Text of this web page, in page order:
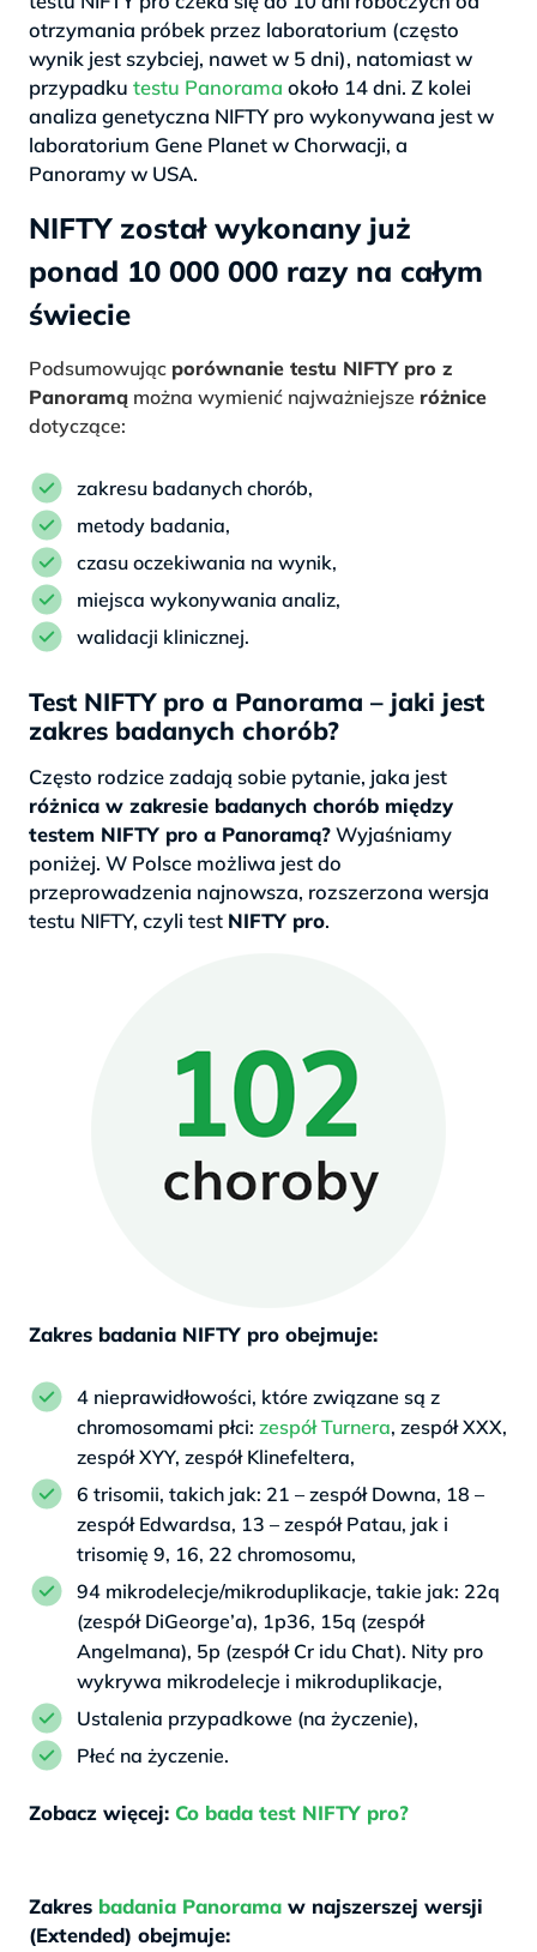
otrzymania próbek przez laboratorium (często
wynik jest szybciej, nawet w 5 dni), natomiast w
przypadku testu Panorama około 14 dni. Z kolei
analiza genetyczna NIFTY pro wykonywana jest w
laboratorium Gene Planet w Chorwacji, a
Panoramy w USA.
NIFTY został wykonany już
ponad 10 000 000 razy na całym
świecie
Podsumowując porównanie testu NIFTY pro z
Panoramą można wymienić najważniejsze różnice
dotyczące:
zakresu badanych chorób,
metody badania,
czasu oczekiwania na wynik,
miejsca wykonywania analiz,
walidacji klinicznej.
Test NIFTY pro a Panorama – jaki jest
zakres badanych chorób?
Często rodzice zadają sobie pytanie, jaka jest
różnica w zakresie badanych chorób między
testem NIFTY pro a Panoramą?Wyjaśniamy
poniżej. W Polsce możliwa jest do
przeprowadzenia najnowsza, rozszerzona wersja
testu NIFTY, czyli test NIFTY pro.
Zakres badania NIFTY pro obejmuje:
4 nieprawidłowości, które związane są z
chromosomami płci: zespół Turnera, zespół XXX,
zespół XYY, zespół Klinefeltera,
6 trisomii, takich jak: 21 – zespół Downa, 18 –
zespół Edwardsa, 13 – zespół Patau, jak i
trisomię 9, 16, 22 chromosomu,
94 mikrodelecje/mikroduplikacje, takie jak: 22q
(zespół DiGeorge’a), 1p36, 15q (zespół
Angelmana), 5p (zespół Cr idu Chat). Nity pro
wykrywa mikrodelecje i mikroduplikacje,
Ustalenia przypadkowe (na życzenie),
Płeć na życzenie.
Zobacz więcej: Co bada test NIFTY pro?
Zakres badania Panorama w najszerszej wersji
(Extended) obejmuje: